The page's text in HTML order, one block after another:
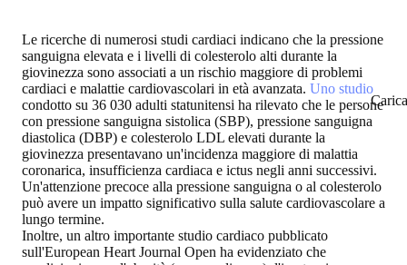
Le ricerche di numerosi studi cardiaci indicano che la pressione
sanguigna elevata e i livelli di colesterolo alti durante la
giovinezza sono associati a un rischio maggiore di problemi
cardiaci e malattie cardiovascolari in età avanzata. Uno studio
condotto su 36 030 adulti statunitensi ha rilevato che le persone
con pressione sanguigna sistolica (SBP), pressione sanguigna
diastolica (DBP) e colesterolo LDL elevati durante la
giovinezza presentavano un'incidenza maggiore di malattia
coronarica, insufficienza cardiaca e ictus negli anni successivi.
Un'attenzione precoce alla pressione sanguigna o al colesterolo
può avere un impatto significativo sulla salute cardiovascolare a
lungo termine.
Inoltre, un altro importante studio cardiaco pubblicato
sull'European Heart Journal Open ha evidenziato che